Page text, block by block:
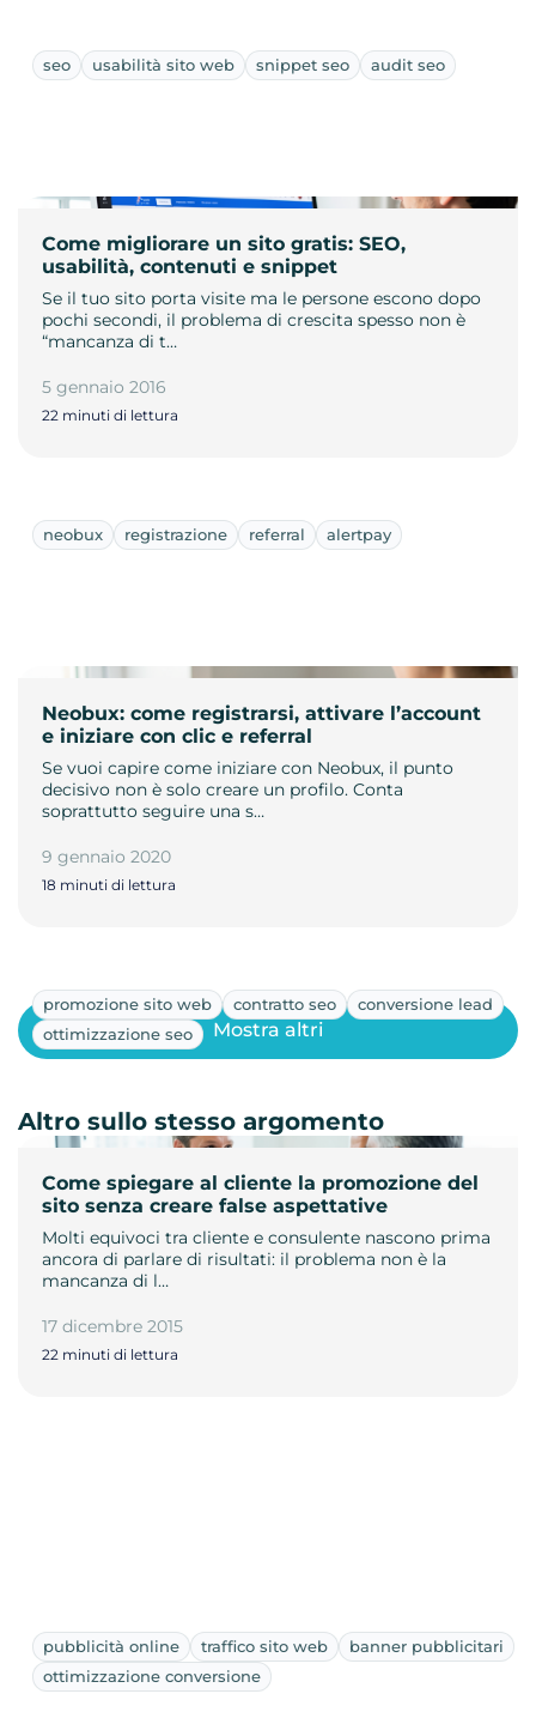
seo usabilità sito web snippet seo audit seo
Come migliorare un sito gratis: SEO,
usabilità, contenuti e snippet
Se il tuo sito porta visite ma le persone escono dopo
pochi secondi, il problema di crescita spesso non è
“mancanza di t…
5 gennaio 2016
22 minuti di lettura
neobux registrazione referral alertpay
Neobux: come registrarsi, attivare l’account
e iniziare con clic e referral
Se vuoi capire come iniziare con Neobux, il punto
decisivo non è solo creare un profilo. Conta
soprattutto seguire una s…
9 gennaio 2020
18 minuti di lettura
promozione sito web contratto seo
conversione lead
ottimizzazione seo
Come spiegare al cliente la promozione del
sito senza creare false aspettative
Molti equivoci tra cliente e consulente nascono prima
ancora di parlare di risultati: il problema non è la
mancanza di l…
17 dicembre 2015
22 minuti di lettura
Mostra altri
Altro sullo stesso argomento
pubblicità online traffico sito web
banner pubblicitari
ottimizzazione conversione